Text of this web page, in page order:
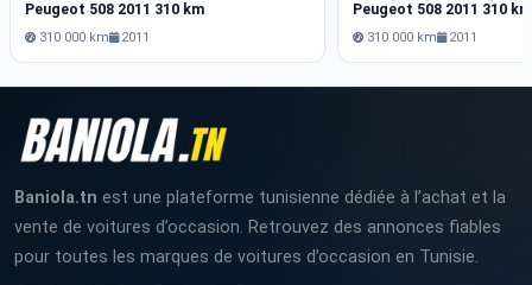
Peugeot 508 2011 310 km
310 000 km 2011
Peugeot 508 2011 310 km
310 000 km 2011
Baniola.tn est une plateforme tunisienne dédiée à l’achat et la
vente de voitures d’occasion. Retrouvez des annonces fiables
pour toutes les marques de voitures d’occasion en Tunisie.